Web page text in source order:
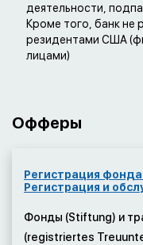
деятельности,
Кроме того, банк не
резидентами США
лицами)
Офферы
Регистрация
Регистрация и
Фонды (Stiftung) и
(registriertes